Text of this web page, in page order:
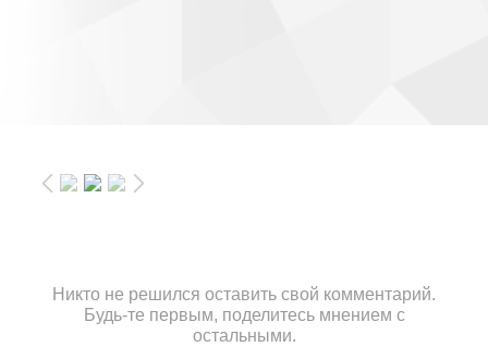
Никто не решился оставить свой комментарий.
Будь-те первым, поделитесь мнением с
остальными.